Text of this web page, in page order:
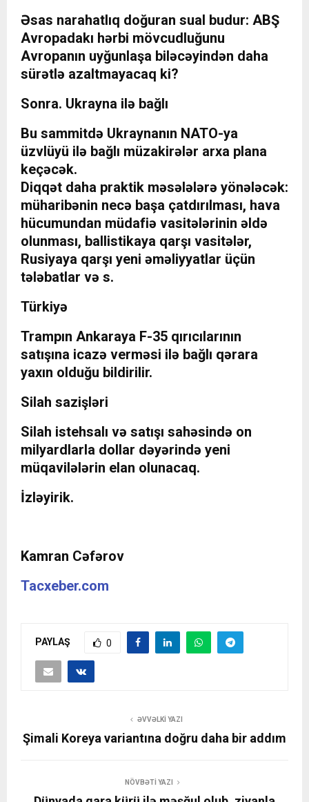
Əsas narahatlıq doğuran sual budur: ABŞ
Avropadakı hərbi mövcudluğunu
Avropanın uyğunlaşa biləcəyindən daha
sürətlə azaltmayacaq ki?
Sonra. Ukrayna ilə bağlı
Bu sammitdə Ukraynanın NATO-ya
üzvlüyü ilə bağlı müzakirələr arxa plana
keçəcək.
Diqqət daha praktik məsələlərə yönələcək:
müharibənin necə başa çatdırılması, hava
hücumundan müdafiə vasitələrinin əldə
olunması, ballistikaya qarşı vasitələr,
Rusiyaya qarşı yeni əməliyyatlar üçün
tələbatlar və s.
Türkiyə
Trampın Ankaraya F-35 qırıcılarının
satışına icazə verməsi ilə bağlı qərara
yaxın olduğu bildirilir.
Silah sazişləri
Silah istehsalı və satışı sahəsində on
milyardlarla dollar dəyərində yeni
müqavilələrin elan olunacaq.
İzləyirik.
Kamran Cəfərov
Tacxeber.com
PAYLAŞ 0
ƏVVƏLKI YAZI
Şimali Koreya variantına doğru daha bir addım
NÖVBƏTI YAZI